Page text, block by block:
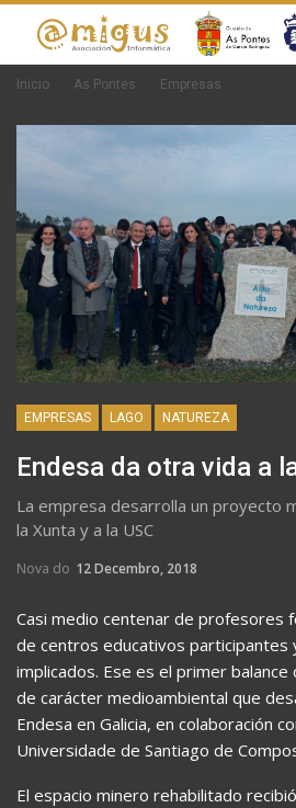
Inicio As Pontes Empresas
EMPRESAS LAGO NATUREZA
Endesa da otra vida a
La empresa desarrolla un proyecto
la Xunta y a la USC
Nova do 12 Decembro, 2018
Casi medio centenar de profesores
de centros educativos participantes
implicados. Ese es el primer
de carácter medioambiental que
Endesa en Galicia, en colaboración
Universidade de Santiago de
El espacio minero rehabilitado